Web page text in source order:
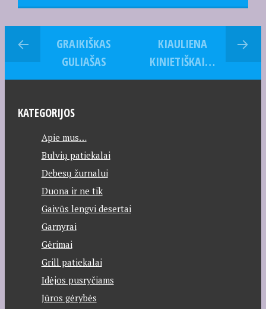
GRAIKIŠKAS
GULIAŠAS
KIAULIENA
KINIETIŠKAI…
KATEGORIJOS
Apie mus…
Bulvių patiekalai
Debesų žurnalui
Duona ir ne tik
Gaivūs lengvi desertai
Garnyrai
Gėrimai
Grill patiekalai
Idėjos pusryčiams
Jūros gėrybės